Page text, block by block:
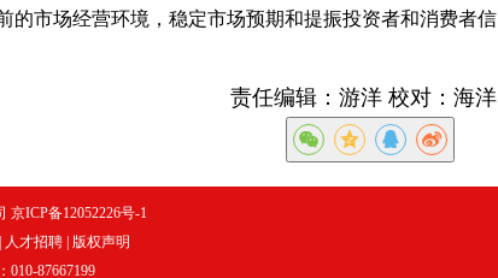
市场经营环境，稳定市场预期和提振投资者和消费者信
责任编辑：游洋 校对：海洋
ICP备12052226号-1
人才招聘 版权声明
010-87667199